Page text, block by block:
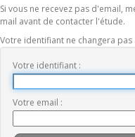
Si vous ne recevez pas d'email,
mail avant de contacter l'étude.
Votre identifiant ne changera
Votre identifiant
Votre email